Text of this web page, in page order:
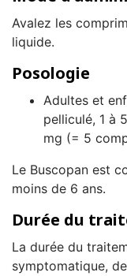
Avalez les
liquide.
Posologie
Adultes et
pelliculé, 1 à
mg (= 5
Le Buscopan est
moins de 6 ans.
Durée du
La durée du
symptomatique,